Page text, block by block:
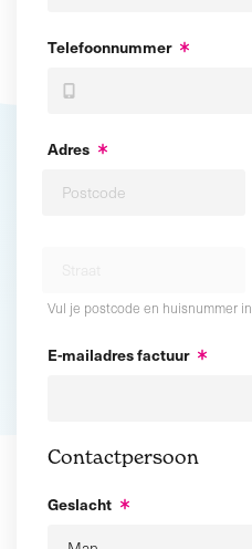
Telefoonnummer
Adres
Vul je postcode en huisnummer in
E-mailadres factuur
Contactpersoon
Geslacht